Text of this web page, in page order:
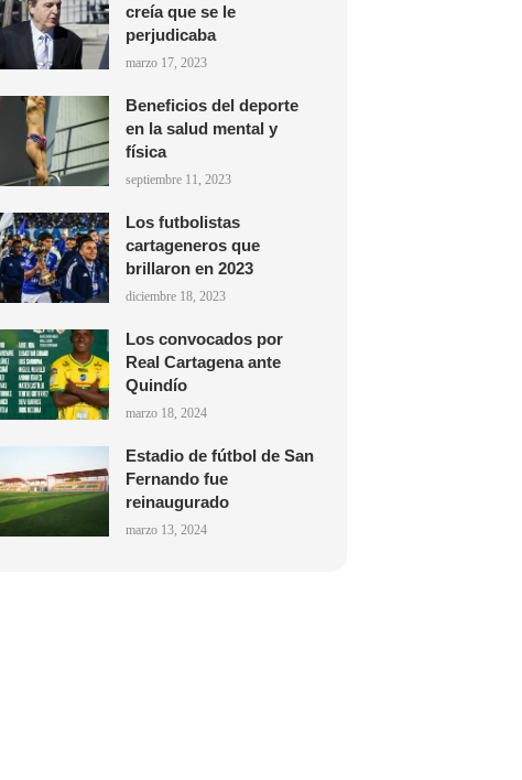
creía que se le
perjudicaba
marzo 17, 2023
Beneficios del deporte
en la salud mental y
física
septiembre 11, 2023
Los futbolistas
cartageneros que
brillaron en 2023
diciembre 18, 2023
Los convocados por
Real Cartagena ante
Quindío
marzo 18, 2024
Estadio de fútbol de San
Fernando fue
reinaugurado
marzo 13, 2024